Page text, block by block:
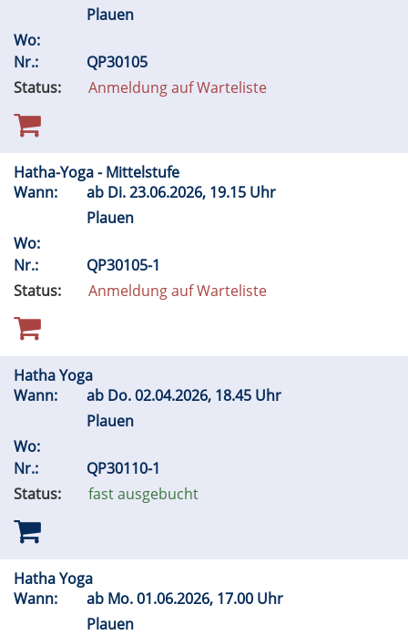
Plauen
Wo:
Nr.:
QP30105
Status:
Anmeldung auf Warteliste
Hatha-Yoga - Mittelstufe
Wann:
ab Di.23.06.2026, 19.15 Uhr
Plauen
Wo:
Nr.:
QP30105-1
Status:
Anmeldung auf Warteliste
Hatha Yoga
Wann:
ab Do.02.04.2026, 18.45 Uhr
Plauen
Wo:
Nr.:
QP30110-1
Status:
fast ausgebucht
Hatha Yoga
Wann:
ab Mo.01.06.2026, 17.00 Uhr
Plauen